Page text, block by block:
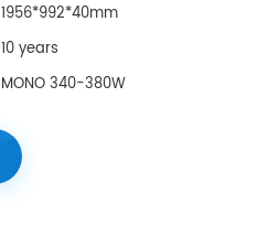
1956*992*40mm
10 years
MONO 340-380W